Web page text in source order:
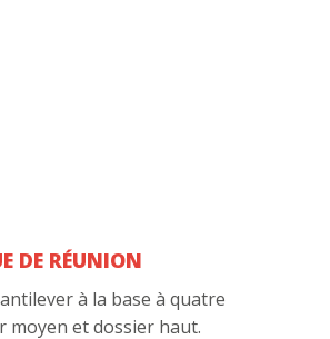
DE RÉUNION
à la base à quatre
moyen et dossier haut.